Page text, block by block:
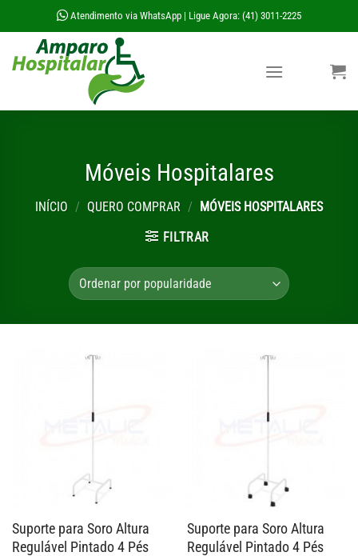
to
content
Atendimento via WhatsApp Ligue Agora: (41) 3011-2225
Móveis Hospitalares
INÍCIO / QUERO COMPRAR /
MÓVEIS HOSPITALARES
FILTRAR
Suporte para Soro Altura
Regulável Pintado 4 Pés
Suporte para Soro Altura
Regulável Pintado 4 Pés